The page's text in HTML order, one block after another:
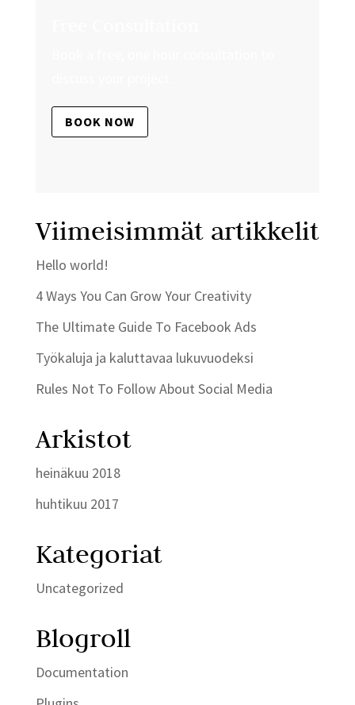
BOOK NOW
Viimeisimmät artikkelit
Hello world!
4 Ways You Can Grow Your Creativity
The Ultimate Guide To Facebook Ads
Työkaluja ja kaluttavaa lukuvuodeksi
Rules Not To Follow About Social Media
Arkistot
heinäkuu 2018
huhtikuu 2017
Kategoriat
Uncategorized
Blogroll
Documentation